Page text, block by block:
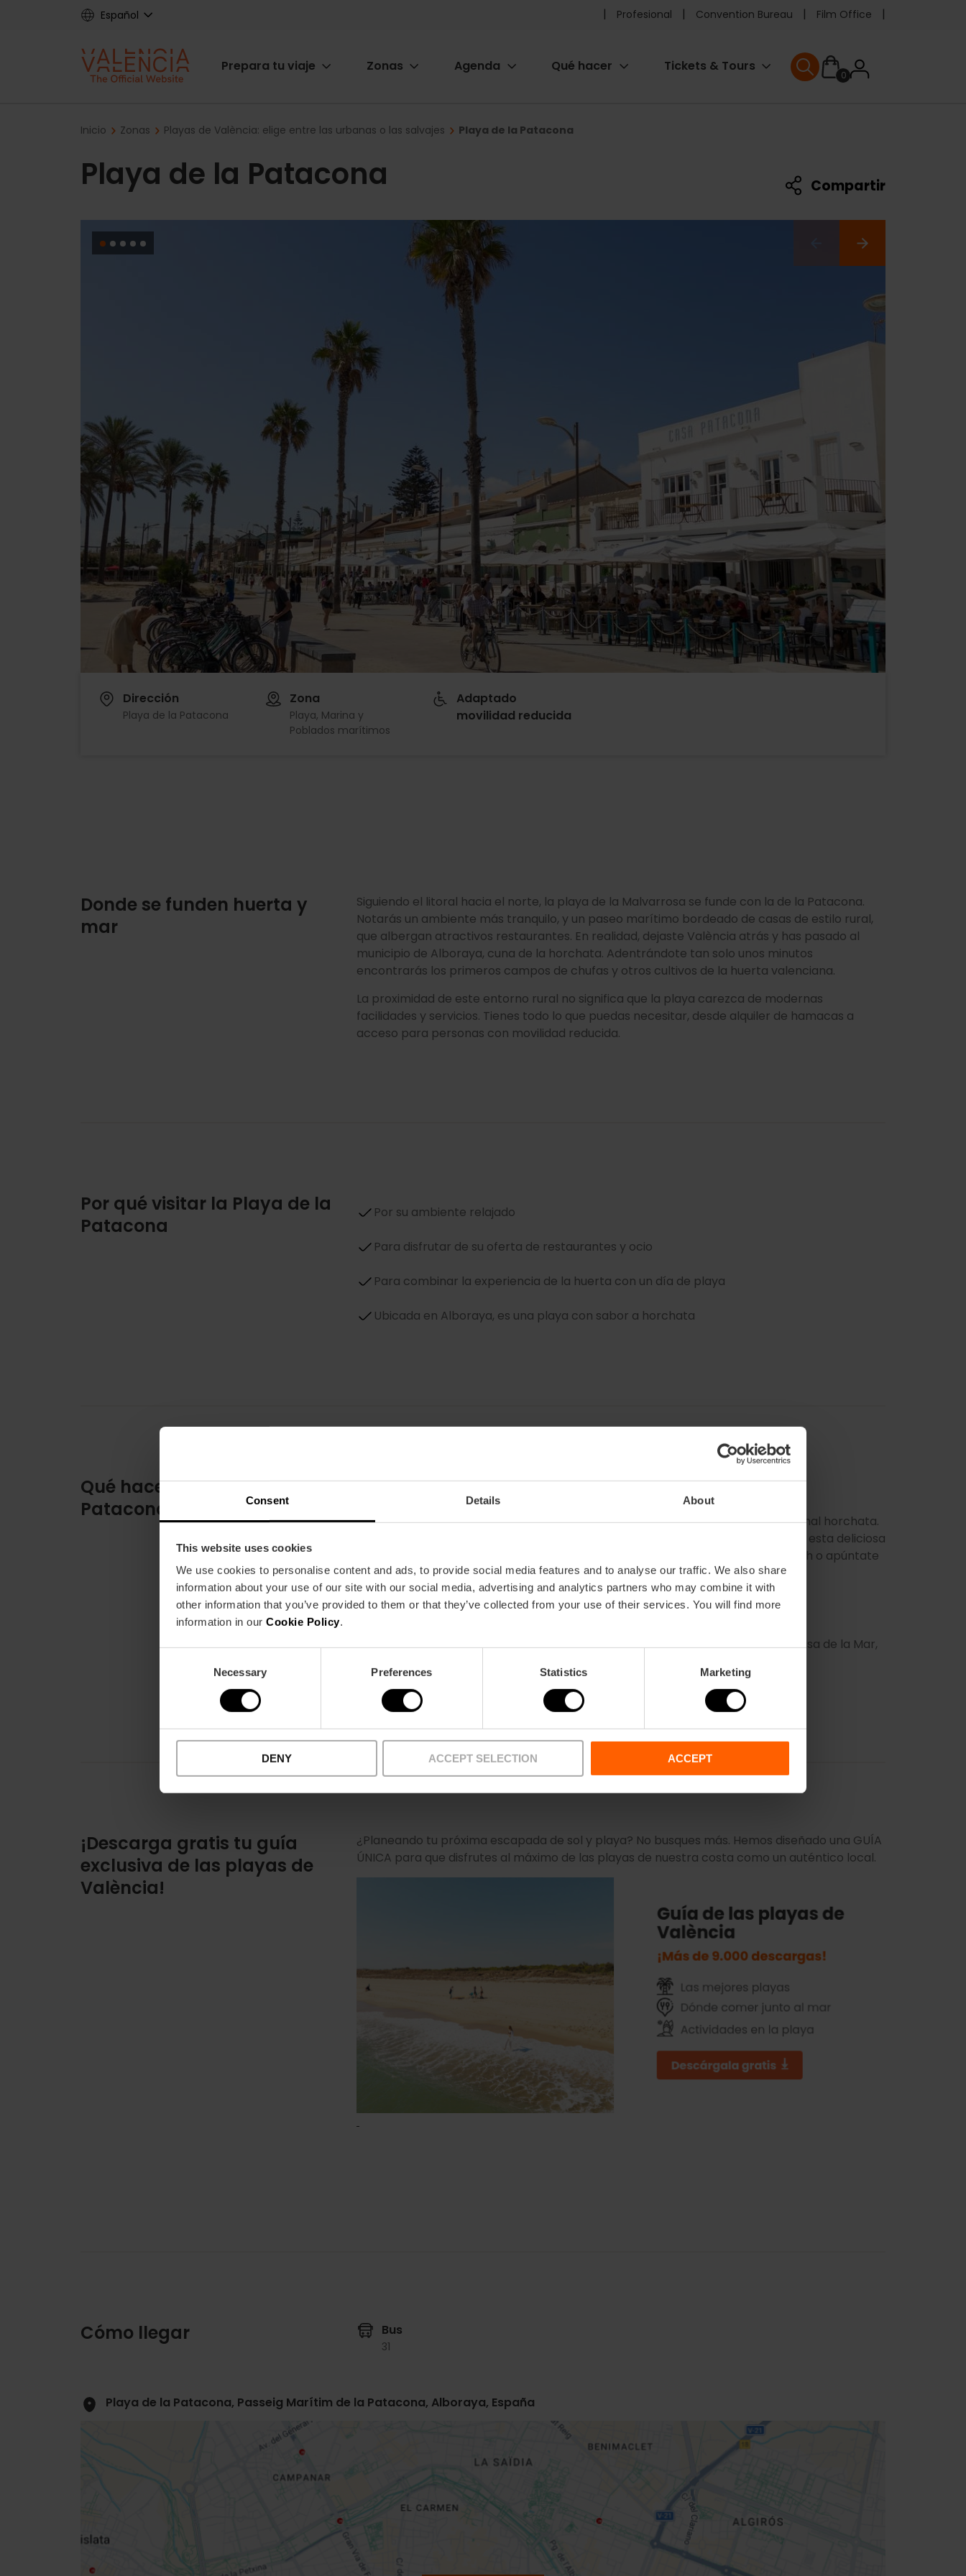
Consent Details About
This website uses cookies
We use cookies to personalise content and ads, to provide social media features and to analyse our traffic. We also share
information about your use of our site with our social media, advertising and analytics partners who may combine it with
other information that you’ve provided to them or that they’ve collected from your use of their services. You will find more
information in our Cookie Policy.
Necessary Preferences Statistics Marketing
DENY ACCEPT SELECTION ACCEPT
Español
Pre
header
Profesional Convention Bureau Film Office
Main
Prepara tu viaje Zonas Agenda Qué hacer Tickets & Tours
0User
User menu
Breadcrumb
Inicio Zonas Playas de València: elige entre las urbanas o las salvajes Playa de la Patacona
Playa de la Patacona Compartir
Dirección
Playa de la Patacona
Zona
Playa, Marina y
Poblados marítimos
Adaptado
movilidad reducida
Donde se funden huerta y
mar
Siguiendo el litoral hacia el norte, la playa de la Malvarrosa se funde con la de la Patacona.
Notarás un ambiente más tranquilo, y un paseo marítimo bordeado de casas de estilo rural,
que albergan atractivos restaurantes. En realidad, dejaste València atrás y has pasado al
municipio de Alboraya, cuna de la horchata. Adentrándote tan solo unos minutos
encontrarás los primeros campos de chufas y otros cultivos de la huerta valenciana.
La proximidad de este entorno rural no significa que la playa carezca de modernas
facilidades y servicios. Tienes todo lo que puedas necesitar, desde alquiler de hamacas a
acceso para personas con movilidad reducida.
Por qué visitar la Playa de la
Patacona
Por su ambiente relajado
Para disfrutar de su oferta de restaurantes y ocio
Para combinar la experiencia de la huerta con un día de playa
Ubicada en Alboraya, es una playa con sabor a horchata
Qué hacer en la Playa de la
Patacona
Saborea una horchata de Km 0
Después de un día de playa, no hay nada como refrescarse con una tradicional horchata.
¡Qué mejor que hacerlo en Alboraya, centro del cultivo de la chufa y cuna de esta deliciosa
bebida! Disfrútala en horchaterías tradicionales como la Horchatería Panach o apúntate
a un tour por los campos de chufa de Mon Orxata.
Disfruta de un vermuteo con música en vivo y el ambiente más cool en La Casa de la Mar,
¡Descarga gratis tu guía
exclusiva de las playas de
València!
¿Planeando tu próxima escapada de sol y playa? No busques más. Hemos diseñado una GUÍA
ÚNICA para que disfrutes al máximo de las playas de nuestra costa como un auténtico local.
Cómo llegar Bus
31
Playa de la Patacona, Passeig Marítim de la Patacona, Alboraya, España
sidebar